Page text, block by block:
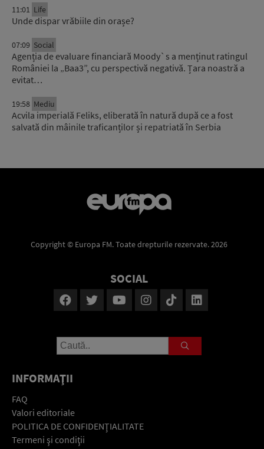
11:01 Life
Unde dispar vrăbiile din orașe?
07:09 Social
Agenția de evaluare financiară Moody`s a menținut ratingul
României la „Baa3”, cu perspectivă negativă. Țara noastră a
evitat…
19:58 Mediu
Acvila imperială Feliks, eliberată în natură după ce a fost
salvată din mâinile traficanților și repatriată în Serbia
Copyright © Europa FM. Toate drepturile rezervate. 2026
SOCIAL
INFORMAŢII
FAQ
Valori editoriale
POLITICA DE CONFIDENŢIALITATE
Termeni şi condiţii